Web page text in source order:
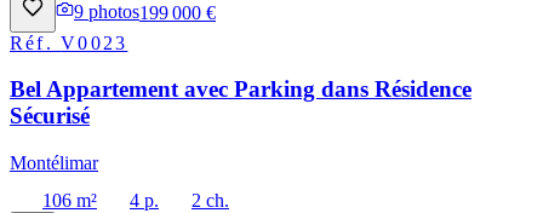
9 photos199 000 €
Réf.V0023
Bel Appartement avec Parking dans Résidence
Sécurisé
Montélimar
106 m²
4 p.
2 ch.